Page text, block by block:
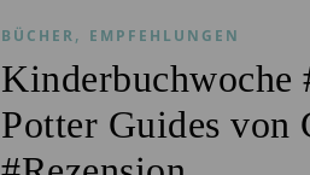
BÜCHER, EMPFEHLUNGEN
Kinderbuchwoche
Potter Guides von